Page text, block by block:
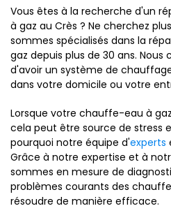
Vous êtes à la recherche d'un
à gaz au Crès ? Ne cherchez
sommes spécialisés dans la
gaz depuis plus de 30 ans.
d'avoir un système de
dans votre domicile ou votre
Lorsque votre chauffe-eau à
cela peut être source de stress
pourquoi notre équipe d'experts
Grâce à notre expertise et à
sommes en mesure de
problèmes courants des
résoudre de manière efficace.